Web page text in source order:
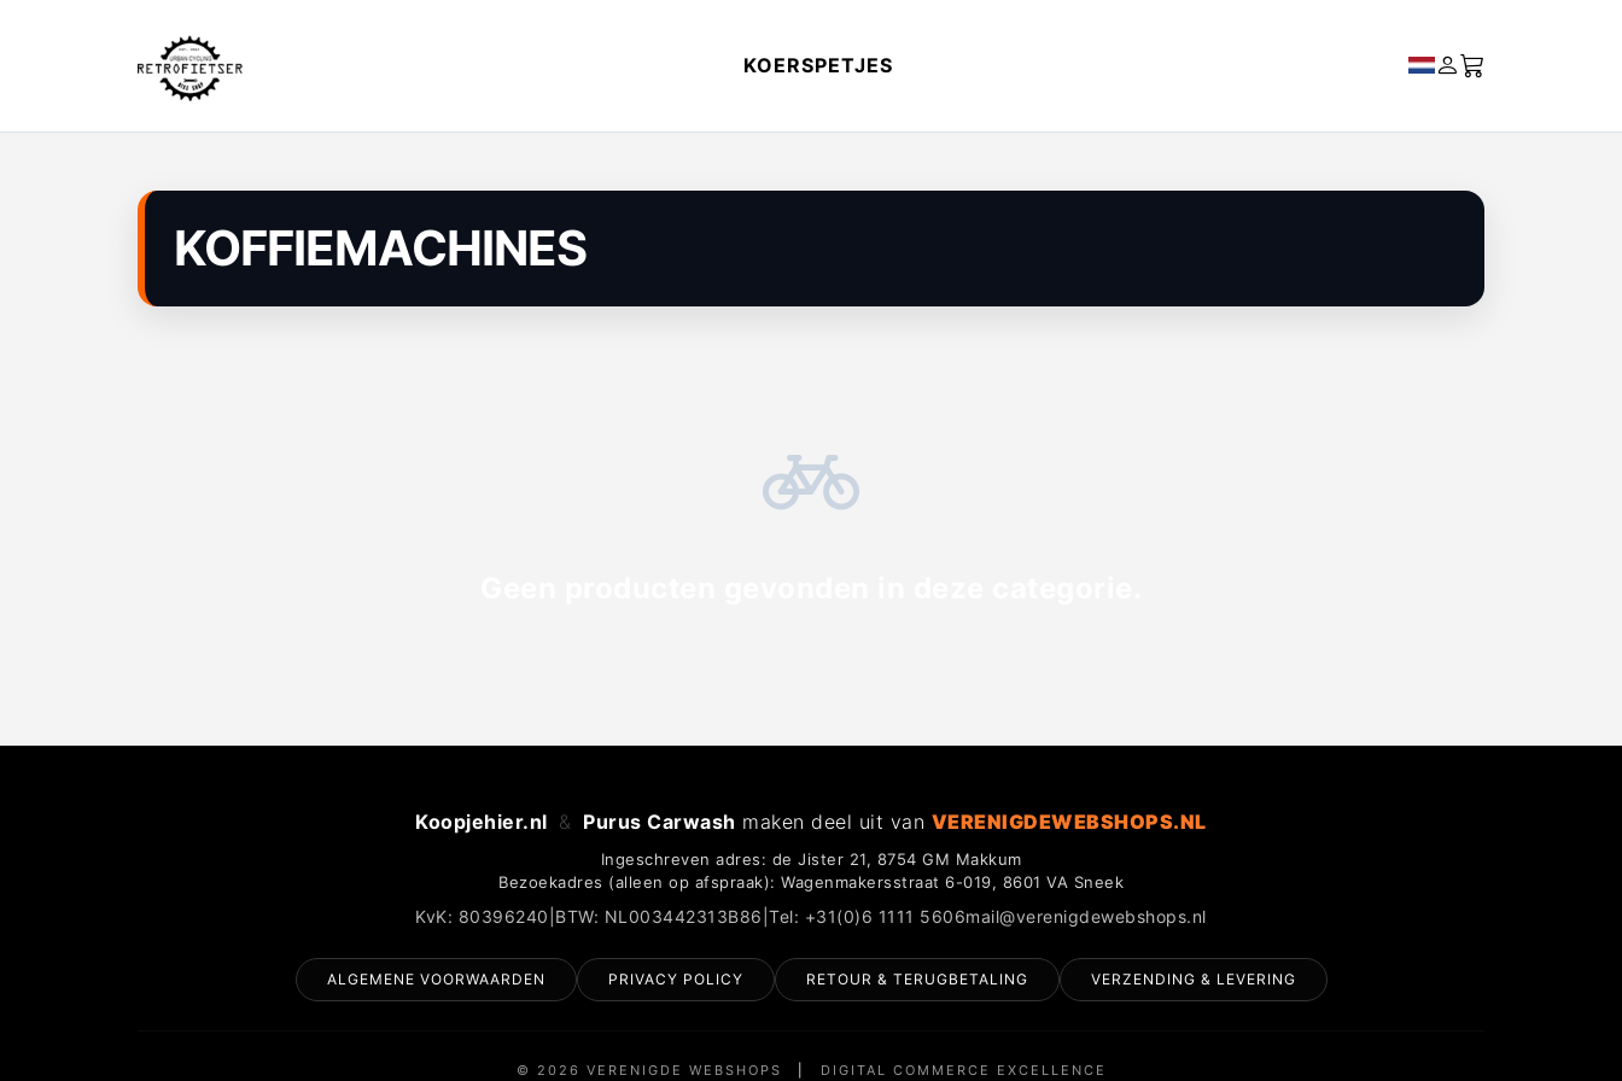
KOERSPETJES
KOFFIEMACHINES
Koopjehier.nl & Purus Carwash maken deel uit van VERENIGDEWEBSHOPS.NL
Ingeschreven adres: de Jister 21, 8754 GM Makkum
Bezoekadres (alleen op afspraak): Wagenmakersstraat 6-019, 8601 VA Sneek
KvK: 80396240 BTW: NL003442313B86 |Tel: +31(0)6 1111 5606mail@verenigdewebshops.nl
ALGEMENE VOORWAARDEN PRIVACY POLICY RETOUR & TERUGBETALING VERZENDING & LEVERING
© 2026 VERENIGDE WEBSHOPS DIGITAL COMMERCE EXCELLENCE